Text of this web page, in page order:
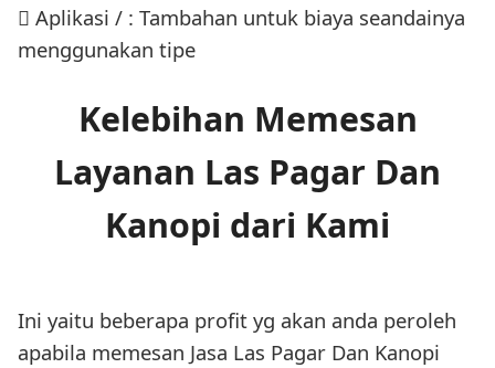
 Aplikasi / : Tambahan untuk biaya seandainya
menggunakan tipe
Kelebihan Memesan
Layanan Las Pagar Dan
Kanopi dari Kami
Ini yaitu beberapa profit yg akan anda peroleh
apabila memesan Jasa Las Pagar Dan Kanopi